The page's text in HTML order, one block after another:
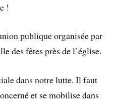
!
publique organisée par
des fêtes près de l’église.
dans notre lutte. Il faut
et se mobilise dans